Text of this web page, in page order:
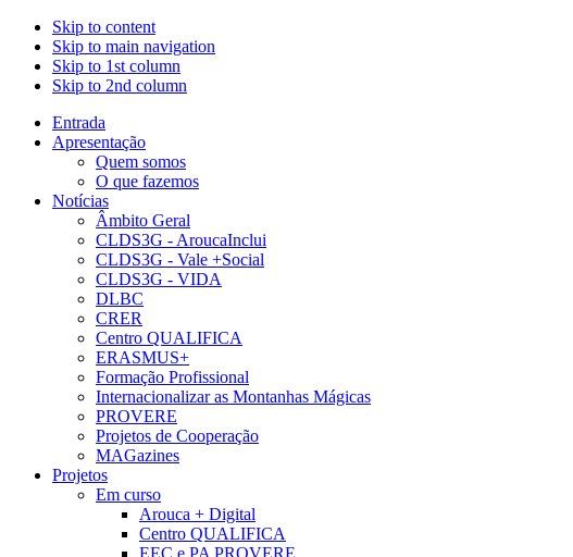
Skip to content
Skip to main navigation
Skip to 1st column
Skip to 2nd column
Entrada
Apresentação
Quem somos
O que fazemos
Notícias
Âmbito Geral
CLDS3G - AroucaInclui
CLDS3G - Vale +Social
CLDS3G - VIDA
DLBC
CRER
Centro QUALIFICA
ERASMUS+
Formação Profissional
Internacionalizar as Montanhas Mágicas
PROVERE
Projetos de Cooperação
MAGazines
Projetos
Em curso
Arouca + Digital
Centro QUALIFICA
EEC e PA PROVERE